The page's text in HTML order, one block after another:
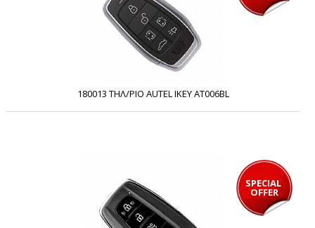
180013 ΤΗΛ/ΡΙΟ AUTEL IKEY AT006BL
SPECIAL
OFFER